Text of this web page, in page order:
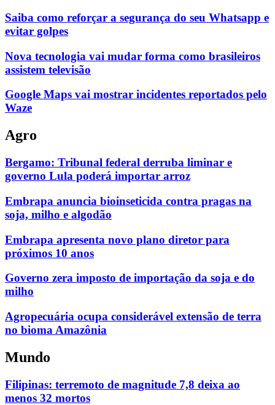
Saiba como reforçar a segurança do seu Whatsapp e
evitar golpes
Nova tecnologia vai mudar forma como brasileiros
assistem televisão
Google Maps vai mostrar incidentes reportados pelo
Waze
Agro
Bergamo: Tribunal federal derruba liminar e
governo Lula poderá importar arroz
Embrapa anuncia bioinseticida contra pragas na
soja, milho e algodão
Embrapa apresenta novo plano diretor para
próximos 10 anos
Governo zera imposto de importação da soja e do
milho
Agropecuária ocupa considerável extensão de terra
no bioma Amazônia
Mundo
Filipinas: terremoto de magnitude 7,8 deixa ao
menos 32 mortos